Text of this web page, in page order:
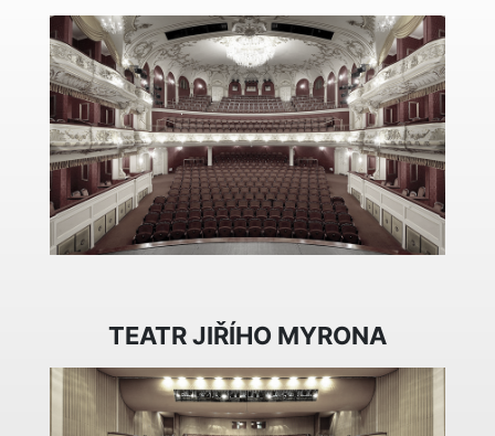
TEATR JIŘÍHO MYRONA